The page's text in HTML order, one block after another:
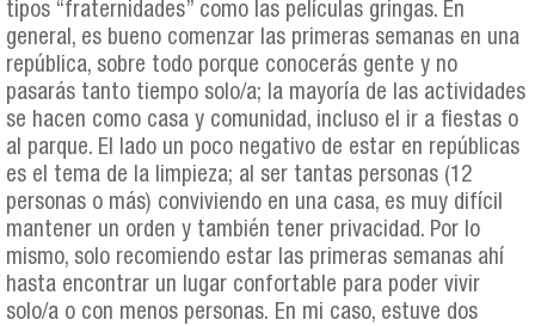
tipos “fraternidades” como las películas gringas. En
general, es bueno comenzar las primeras semanas en una
república, sobre todo porque conocerás gente y no
pasarás tanto tiempo solo/a; la mayoría de las actividades
se hacen como casa y comunidad, incluso el ir a fiestas o
al parque. El lado un poco negativo de estar en repúblicas
es el tema de la limpieza; al ser tantas personas (12
personas o más) conviviendo en una casa, es muy difícil
mantener un orden y también tener privacidad. Por lo
mismo, solo recomiendo estar las primeras semanas ahí
hasta encontrar un lugar confortable para poder vivir
solo/a o con menos personas. En mi caso, estuve dos